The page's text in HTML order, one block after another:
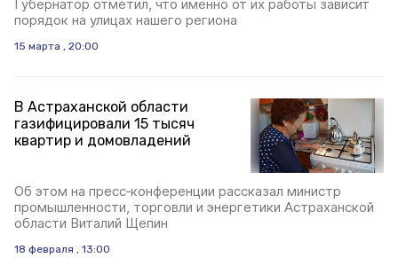
Губернатор отметил, что именно от их работы зависит
порядок на улицах нашего региона
15 марта , 20:00
В Астраханской области
газифицировали 15 тысяч
квартир и домовладений
Об этом на пресс‑конференции рассказал министр
промышленности, торговли и энергетики Астраханской
области Виталий Щепин
18 февраля , 13:00